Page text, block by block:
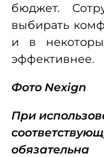
бюджет.
выбирать
и в
эффективнее.
Фото Nexign
При
обязательна